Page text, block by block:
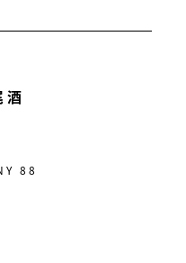
酒
88